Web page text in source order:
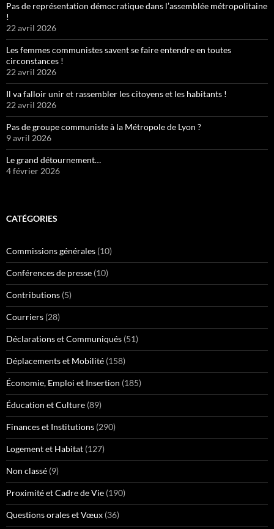
Pas de représentation démocratique dans l’assemblée métropolitaine
!
22 avril 2026
Les femmes communistes savent se faire entendre en toutes
circonstances !
22 avril 2026
Il va falloir unir et rassembler les citoyens et les habitants !
22 avril 2026
Pas de groupe communiste à la Métropole de Lyon ?
9 avril 2026
Le grand détournement…
4 février 2026
CATÉGORIES
Commissions générales (10)
Conférences de presse (10)
Contributions (5)
Courriers (28)
Déclarations et Communiqués (51)
Déplacements et Mobilité (158)
Économie, Emploi et Insertion (185)
Éducation et Culture (89)
Finances et Institutions (290)
Logement et Habitat (127)
Non classé (9)
Proximité et Cadre de Vie (190)
Questions orales et Vœux (36)